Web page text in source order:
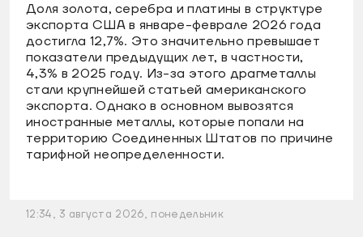
Доля золота, серебра и платины в структуре
экспорта США в январе-феврале 2026 года
достигла 12,7%. Это значительно превышает
показатели предыдущих лет, в частности,
4,3% в 2025 году. Из-за этого драгметаллы
стали крупнейшей статьей американского
экспорта. Однако в основном вывозятся
иностранные металлы, которые попали на
территорию Соединенных Штатов по причине
тарифной неопределенности.
12:34, 3 августа 2026, понедельник